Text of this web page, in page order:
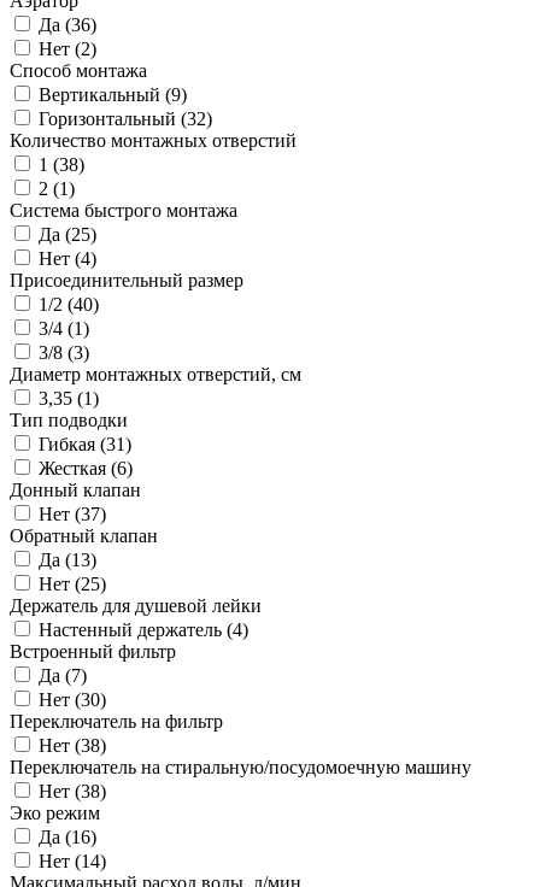
Да (36)
Нет (2)
Способ монтажа
Вертикальный (9)
Горизонтальный (32)
Количество монтажных отверстий
1 (38)
2 (1)
Система быстрого монтажа
Да (25)
Нет (4)
Присоединительный размер
1/2 (40)
3/4 (1)
3/8 (3)
Диаметр монтажных отверстий, см
3,35 (1)
Тип подводки
Гибкая (31)
Жесткая (6)
Донный клапан
Нет (37)
Обратный клапан
Да (13)
Нет (25)
Держатель для душевой лейки
Настенный держатель (4)
Встроенный фильтр
Да (7)
Нет (30)
Переключатель на фильтр
Нет (38)
Переключатель на стиральную/посудомоечную машину
Нет (38)
Эко режим
Да (16)
Нет (14)
Максимальный расход воды, л/мин